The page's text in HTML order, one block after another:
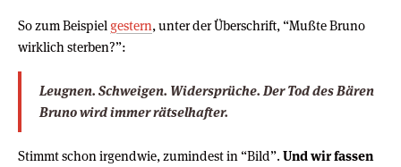
So zum Beispiel gestern, unter der Überschrift, “Mußte Bruno
wirklich sterben?”:
Leugnen. Schweigen. Widersprüche. Der Tod des Bären
Bruno wird immer rätselhafter.
Stimmt schon irgendwie, zumindest in “Bild”. Und wir fassen